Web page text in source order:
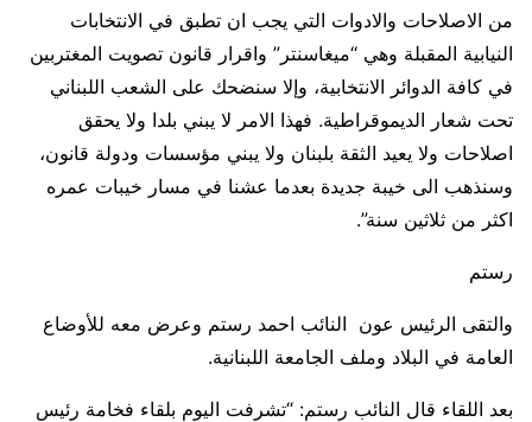
من الاصلاحات والادوات التي يجب ان تطبق في الانتخابات
النيابية المقبلة وهي “ميغاسنتر” واقرار قانون تصويت المغتربين
في كافة الدوائر الانتخابية، وإلا سنضحك على الشعب اللبناني
تحت شعار الديموقراطية. فهذا الامر لا يبني بلدا ولا يحقق
اصلاحات ولا يعيد الثقة بلبنان ولا يبني مؤسسات ودولة قانون،
وسنذهب الى خيبة جديدة بعدما عشنا في مسار خيبات عمره
اكثر من ثلاثين سنة”.
رستم
والتقى الرئيس عون النائب احمد رستم وعرض معه للأوضاع
العامة في البلاد وملف الجامعة اللبنانية.
بعد اللقاء قال النائب رستم: “تشرفت اليوم بلقاء فخامة رئيس